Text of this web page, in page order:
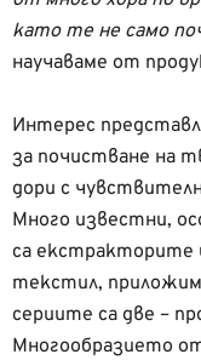
като те не само
научаваме от
Интерес
за почистване на
дори с
Много известни,
са екстракторите
текстил,
сериите са две –
Многообразието